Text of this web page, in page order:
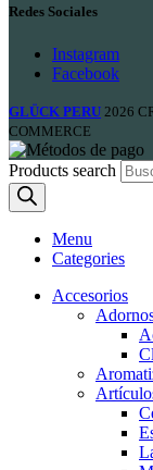
Redes Sociales
Instagram
Facebook
GLÜCK PERU 2026
COMMERCE
Products search
Menu
Categories
Accesorios